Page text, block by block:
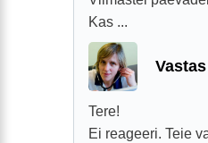
Kas ...
Tere!
Ei reageeri. Teie